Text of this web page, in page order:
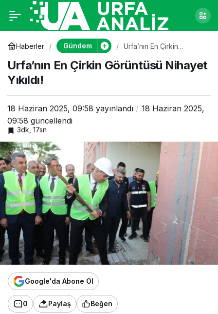
Haberler Gündem
Urfa’nın En Çirkin
Urfa’nın En Çirkin Görüntüsü Nihayet
Yıkıldı!
18 Haziran 2025, 09:58 yayınlandı
18 Haziran 2025,
09:58 güncellendi
3dk, 17sn
Google'da Abone Ol
0 Paylaş Beğen
Urfa’nın En Çirkin
Görüntüsü Nihayet
Yıkıldı!
0